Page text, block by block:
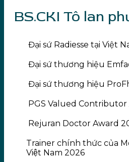
BS.CKI Tô lan
Đại sứ Radiesse tại Việt
Đại sứ thương hiệu
Đại sứ thương hiệu
PGS Valued Contributor
Rejuran Doctor Award
Trainer chính thức của
Việt Nam 2026